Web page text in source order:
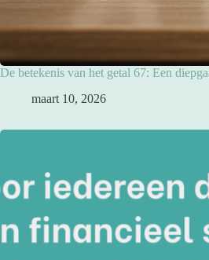
De betekenis van het getal 67: Een
maart 10, 2026